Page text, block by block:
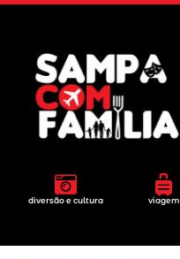
diversão e cultura viagem